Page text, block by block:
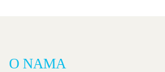
O NAMA